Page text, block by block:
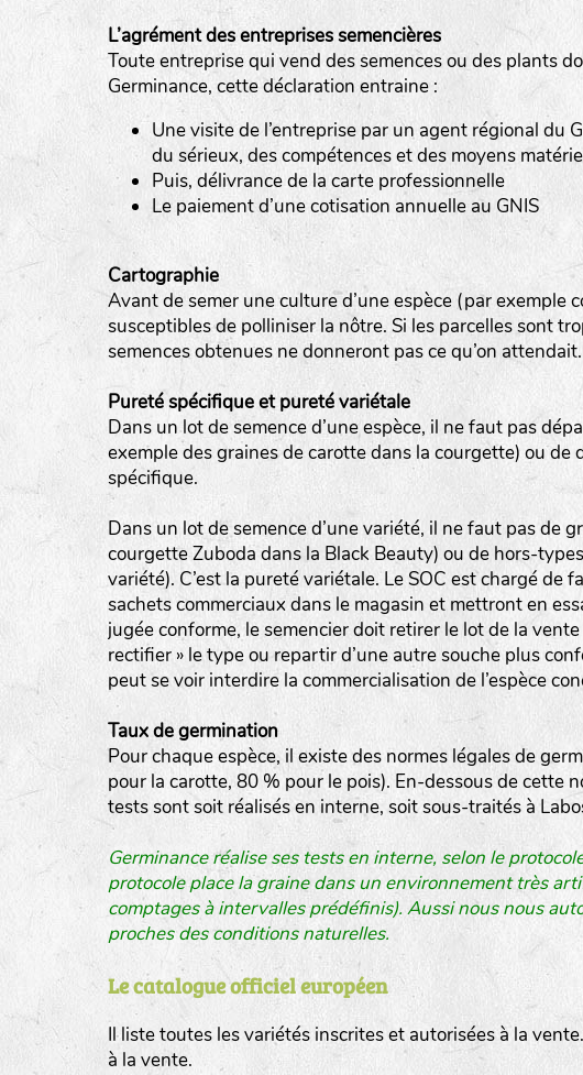
www.laboiteagraines.com
L’AUBEPIN (PDO)
LE BIAU GERME (LBG)
www.biaugerme.com
SATIVA RHEINAU (SAD)
www.sativa-
SEMAILLES (SEM)
www.semaille.com
L’agrément des entreprises semencières
Toute entreprise qui vend des semences ou des plants
Germinance, cette déclaration entraine :
Une visite de l’entreprise par un agent régional du
du sérieux, des compétences et des moyens
Puis, délivrance de la carte professionnelle
Le paiement d’une cotisation annuelle au GNIS
Cartographie
Avant de semer une culture d’une espèce (par exemple
susceptibles de polliniser la nôtre. Si les parcelles sont
semences obtenues ne donneront pas ce qu’on attendait.
Pureté spécifique et pureté variétale
Dans un lot de semence d’une espèce, il ne faut pas
exemple des graines de carotte dans la courgette) ou de
spécifique.
Dans un lot de semence d’une variété, il ne faut pas de
courgette Zuboda dans la Black Beauty) ou de hors-
variété). C’est la pureté variétale. Le SOC est chargé de
sachets commerciaux dans le magasin et mettront en
jugée conforme, le semencier doit retirer le lot de la
rectifier » le type ou repartir d’une autre souche plus
peut se voir interdire la commercialisation de l’espèce
Taux de germination
Pour chaque espèce, il existe des normes légales de
pour la carotte, 80 % pour le pois). En-dessous de cette
tests sont soit réalisés en interne, soit sous-traités à
Germinance réalise ses tests en interne, selon le
protocole place la graine dans un environnement très
comptages à intervalles prédéfinis). Aussi nous nous
proches des conditions naturelles.
Le catalogue officiel européen
Il liste toutes les variétés inscrites et autorisées à la
à la vente.